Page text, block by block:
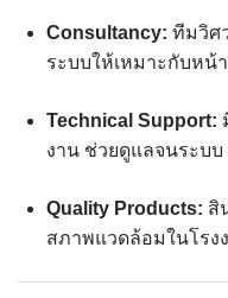
Consultancy: ทีมวิศ
ระบบให้เหมาะกับหน้
Technical Support:
งาน ช่วยดูแลจนระบบ
Quality Products: สิ
สภาพแวดล้อมในโรง